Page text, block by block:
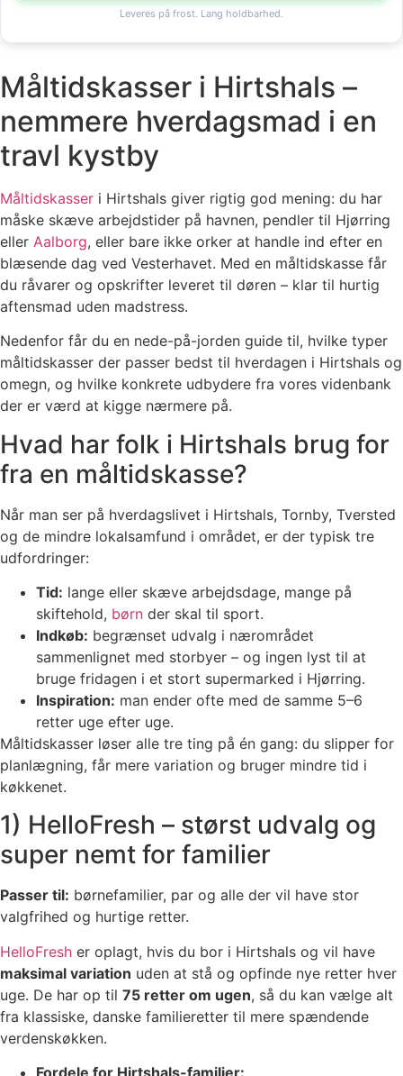
Leveres på frost. Lang holdbarhed.
Måltidskasser i Hirtshals –
nemmere hverdagsmad i en
travl kystby
Måltidskasser i Hirtshals giver rigtig god mening: du har
måske skæve arbejdstider på havnen, pendler til Hjørring
eller Aalborg, eller bare ikke orker at handle ind efter en
blæsende dag ved Vesterhavet. Med en måltidskasse får
du råvarer og opskrifter leveret til døren – klar til hurtig
aftensmad uden madstress.
Nedenfor får du en nede-på-jorden guide til, hvilke typer
måltidskasser der passer bedst til hverdagen i Hirtshals og
omegn, og hvilke konkrete udbydere fra vores videnbank
der er værd at kigge nærmere på.
Hvad har folk i Hirtshals brug for
fra en måltidskasse?
Når man ser på hverdagslivet i Hirtshals, Tornby, Tversted
og de mindre lokalsamfund i området, er der typisk tre
udfordringer:
Tid: lange eller skæve arbejdsdage, mange på
skiftehold, børn der skal til sport.
Indkøb: begrænset udvalg i nærområdet
sammenlignet med storbyer – og ingen lyst til at
bruge fridagen i et stort supermarked i Hjørring.
Inspiration: man ender ofte med de samme 5–6
retter uge efter uge.
Måltidskasser løser alle tre ting på én gang: du slipper for
planlægning, får mere variation og bruger mindre tid i
køkkenet.
1) HelloFresh – størst udvalg og
super nemt for familier
Passer til: børnefamilier, par og alle der vil have stor
valgfrihed og hurtige retter.
HelloFresh er oplagt, hvis du bor i Hirtshals og vil have
maksimal variation uden at stå og opfinde nye retter hver
uge. De har op til 75 retter om ugen, så du kan vælge alt
fra klassiske, danske familieretter til mere spændende
verdenskøkken.